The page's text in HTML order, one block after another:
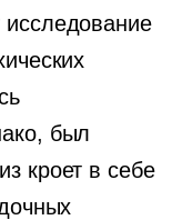
был
кроет в себе